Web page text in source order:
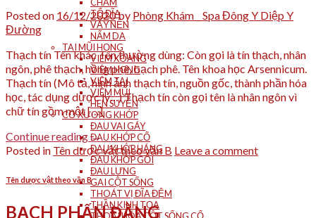
TỔ ĐĨA
VẨY NẾN
NẤM DA
TAI MŨI HỌNG
VIÊM XOANG
VIÊM HỌNG
VIÊM TAI
VIÊM MŨI
HEN SUYỄN
CƠ XƯƠNG KHỚP
ĐAU VAI GÁY
ĐAU KHỚP CỔ
ĐAU KHỚP HÁNG
ĐAU KHỚP GỐI
ĐAU LƯNG
GAI CỘT SỐNG
THOÁT VỊ ĐĨA ĐỆM
THẦN KINH TỌA
Posted on 16/12/2020by Phòng Khám _ Spa Đông Y Diệp Y
Đường
Thạch tín Tên khác Tên thường dùng: Còn gọi là tín thạch, nhân
ngôn, phê thạch, hồng phê, bạch phê. Tên khoa học Arsennicum.
Thạch tín (Mô tả, hình ảnh thạch tín, nguồn gốc, thành phần hóa
học, tác dụng dược lý…) Thạch tín còn gọi tên là nhân ngôn vì
chữ tín gồm một […]
Continue reading→
Posted in Tên dược vật theo vần B Leave a comment
Tên dược vật theo vần B
BẠCH PHẤN ĐẰNG